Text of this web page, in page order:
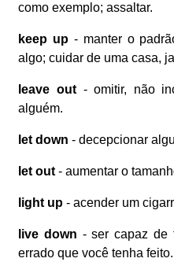
como exemplo; assaltar.
keep up - manter o
algo; cuidar de uma casa,
leave out - omitir, não
alguém.
let down - decepcionar
let out - aumentar o
light up - acender um
live down - ser capaz de
errado que você tenha feito.